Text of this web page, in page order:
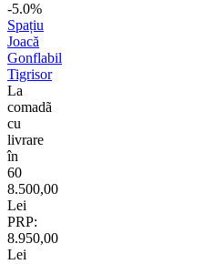
-5.0%
Spațiu
Joacă
Gonflabil
Tigrisor
La
comadã
cu
livrare
în
60
8.500,00
Lei
PRP:
8.950,00
Lei